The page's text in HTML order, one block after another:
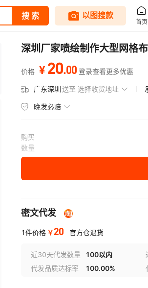
深圳厂家喷绘制作大型网格
价格 ¥ 20.00 登录查看更多优惠
广东深圳送至 选择收货地址
晚发必赔
购买
数量
密文代发
1件价格 ￥20 官方仓退货
近30天代发数量 100以内
代发品质达标率
100.00%